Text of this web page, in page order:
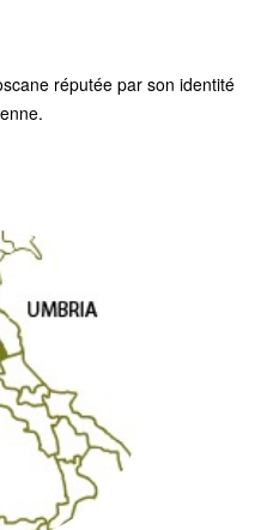
réputée par son identité